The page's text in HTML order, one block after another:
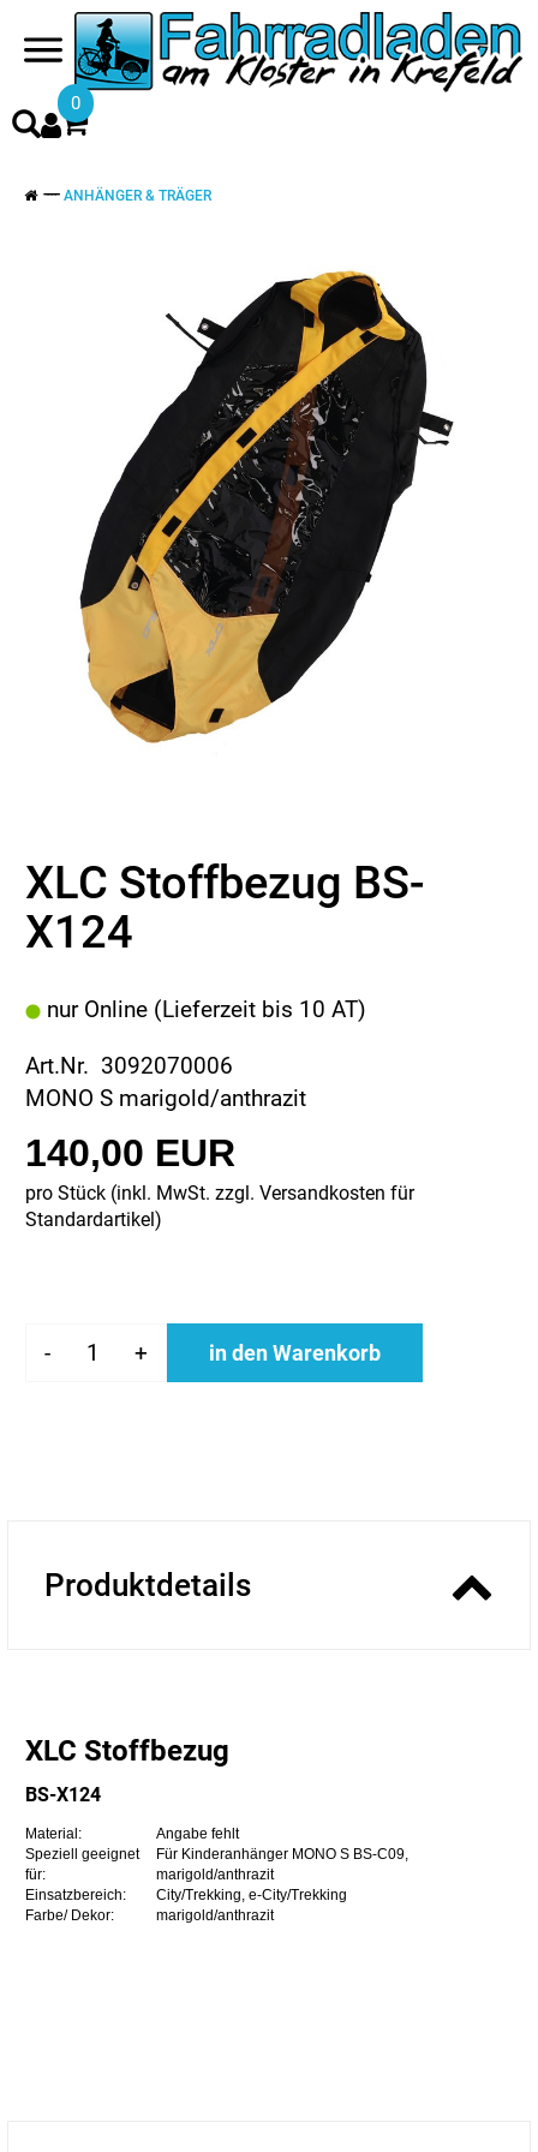
0
ANHÄNGER & TRÄGER
XLC Stoffbezug BS-
X124
nur Online (Lieferzeit bis 10 AT)
Art.Nr. 3092070006
MONO S marigold/anthrazit
140,00 EUR
pro Stück (inkl. MwSt. zzgl. Versandkosten für
Standardartikel )
- + in den Warenkorb
Produktdetails
XLC Stoffbezug
BS-X124
Material:
Angabe fehlt
Speziell geeignet
für:
Für Kinderanhänger MONO S BS-C09,
marigold/anthrazit
Einsatzbereich:
City/Trekking, e-City/Trekking
Farbe/ Dekor:
marigold/anthrazit